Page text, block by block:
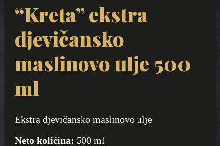
“Kreta” ekstra
djevičansko
maslinovo ulje 500
ml
Ekstra djevičansko maslinovo ulje
Neto količina: 500 ml